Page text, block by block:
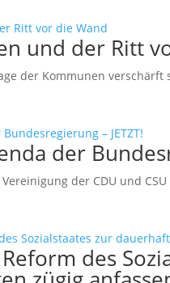
und der Ritt
der Kommunen
der
der CDU und
Reform des